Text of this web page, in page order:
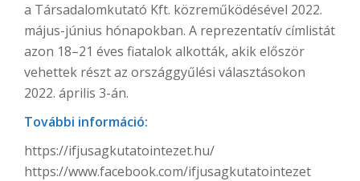
a Társadalomkutató Kft. közreműködésével 2022.
május-június hónapokban. A reprezentatív címlistát
azon 18–21 éves fiatalok alkották, akik először
vehettek részt az országgyűlési választásokon
2022. április 3-án.
További információ:
https://ifjusagkutatointezet.hu/
https://www.facebook.com/ifjusagkutatointezet